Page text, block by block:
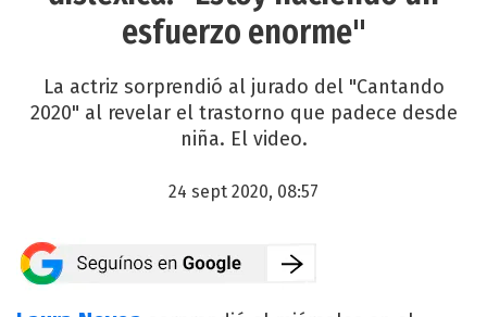
esfuerzo enorme"
La actriz sorprendió al jurado del "Cantando
2020" al revelar el trastorno que padece desde
niña. El video.
24 sept 2020, 08:57